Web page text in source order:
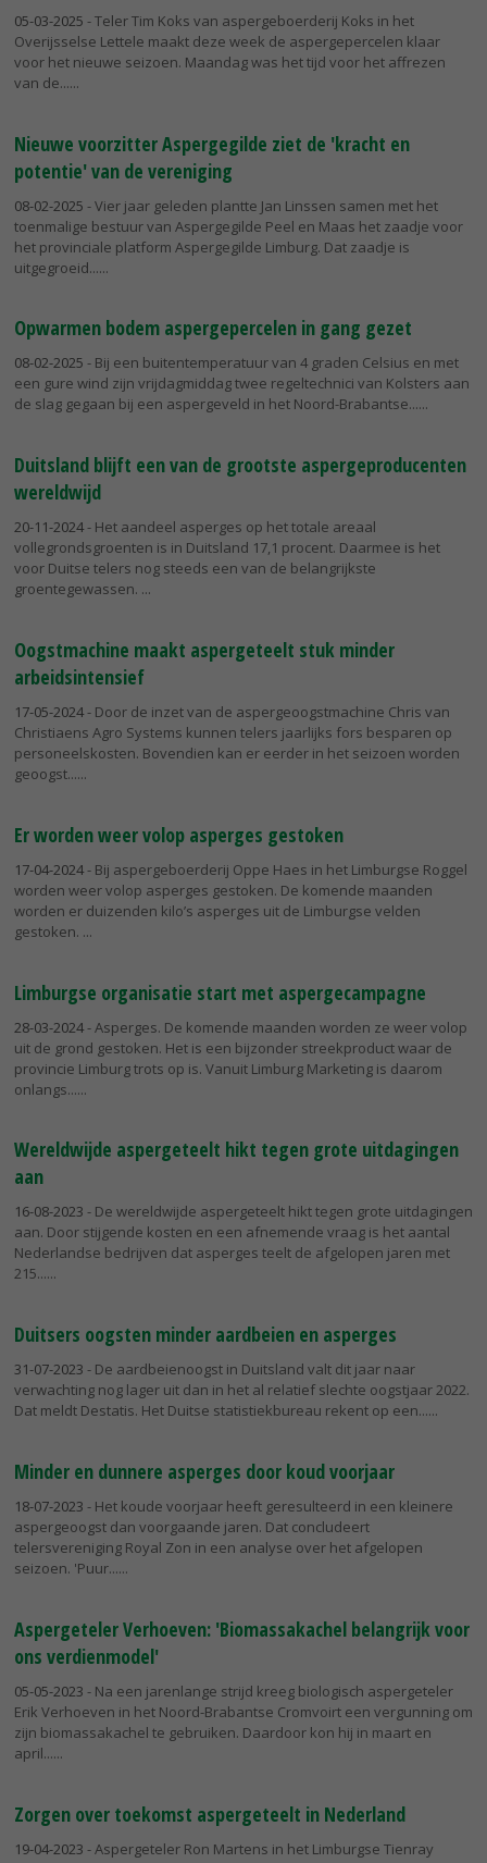
05-03-2025 - Teler Tim Koks van aspergeboerderij Koks in het
Overijsselse Lettele maakt deze week de aspergepercelen klaar
voor het nieuwe seizoen. Maandag was het tijd voor het affrezen
van de...
Nieuwe voorzitter Aspergegilde ziet de 'kracht en
potentie' van de vereniging
08-02-2025 - Vier jaar geleden plantte Jan Linssen samen met het
toenmalige bestuur van Aspergegilde Peel en Maas het zaadje voor
het provinciale platform Aspergegilde Limburg. Dat zaadje is
uitgegroeid...
Opwarmen bodem aspergepercelen in gang gezet
08-02-2025 - Bij een buitentemperatuur van 4 graden Celsius en met
een gure wind zijn vrijdagmiddag twee regeltechnici van Kolsters aan
de slag gegaan bij een aspergeveld in het Noord-Brabantse...
Duitsland blijft een van de grootste aspergeproducenten
wereldwijd
20-11-2024- Het aandeel asperges op het totale areaal
vollegrondsgroenten is in Duitsland 17,1 procent. Daarmee is het
voor Duitse telers nog steeds een van de belangrijkste
groentegewassen.
Oogstmachine maakt aspergeteelt stuk minder
arbeidsintensief
17-05-2024- Door de inzet van de aspergeoogstmachine Chris van
Christiaens Agro Systems kunnen telers jaarlijks fors besparen op
personeelskosten. Bovendien kan er eerder in het seizoen worden
geoogst...
Er worden weer volop asperges gestoken
17-04-2024- Bij aspergeboerderij Oppe Haes in het Limburgse Roggel
worden weer volop asperges gestoken. De komende maanden
worden er duizenden kilo’s asperges uit de Limburgse velden
gestoken.
Limburgse organisatie start met aspergecampagne
28-03-2024- Asperges. De komende maanden worden ze weer volop
uit de grond gestoken. Het is een bijzonder streekproduct waar de
provincie Limburg trots op is. Vanuit Limburg Marketing is daarom
onlangs...
Wereldwijde aspergeteelt hikt tegen grote uitdagingen
aan
16-08-2023 - De wereldwijde aspergeteelt hikt tegen grote uitdagingen
aan. Door stijgende kosten en een afnemende vraag is het aantal
Nederlandse bedrijven dat asperges teelt de afgelopen jaren met
215...
Duitsers oogsten minder aardbeien en asperges
31-07-2023 - De aardbeienoogst in Duitsland valt dit jaar naar
verwachting nog lager uit dan in het al relatief slechte oogstjaar 2022.
Dat meldt Destatis. Het Duitse statistiekbureau rekent op een...
Minder en dunnere asperges door koud voorjaar
18-07-2023 - Het koude voorjaar heeft geresulteerd in een kleinere
aspergeoogst dan voorgaande jaren. Dat concludeert
telersvereniging Royal Zon in een analyse over het afgelopen
seizoen. 'Puur...
Aspergeteler Verhoeven: 'Biomassakachel belangrijk voor
ons verdienmodel'
05-05-2023 - Na een jarenlange strijd kreeg biologisch aspergeteler
Erik Verhoeven in het Noord-Brabantse Cromvoirt een vergunning om
zijn biomassakachel te gebruiken. Daardoor kon hij in maart en
april...
Zorgen over toekomst aspergeteelt in Nederland
19-04-2023 - Aspergeteler Ron Martens in het Limburgse Tienray